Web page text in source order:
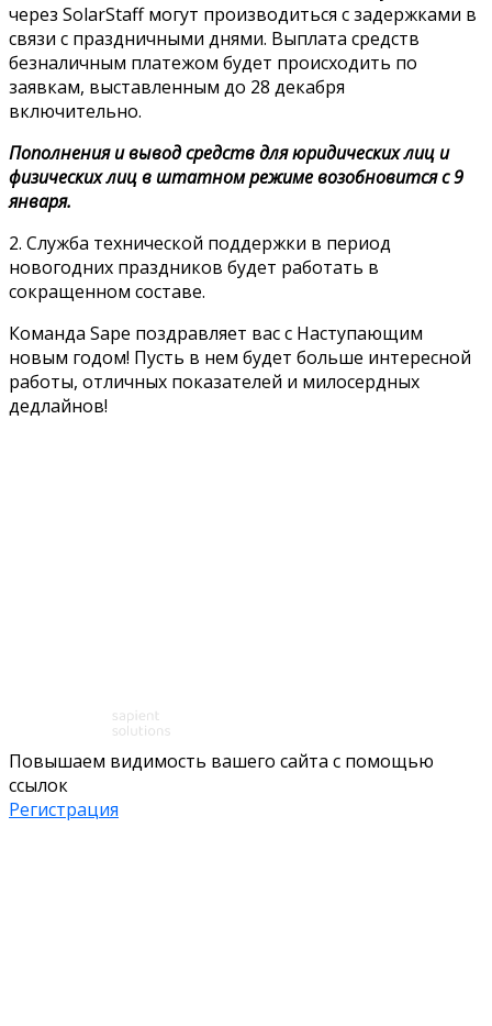
через SolarStaff могут производиться с задержками в
связи с праздничными днями. Выплата средств
безналичным платежом будет происходить по
заявкам, выставленным до 28 декабря
включительно.
Пополнения и вывод средств для юридических лиц и
физических лиц в штатном режиме возобновится с 9
января.
2. Служба технической поддержки в период
новогодних праздников будет работать в
сокращенном составе.
Команда Sape поздравляет вас с Наступающим
новым годом! Пусть в нем будет больше интересной
работы, отличных показателей и милосердных
дедлайнов!
Повышаем видимость вашего сайта с помощью
ссылок
Регистрация